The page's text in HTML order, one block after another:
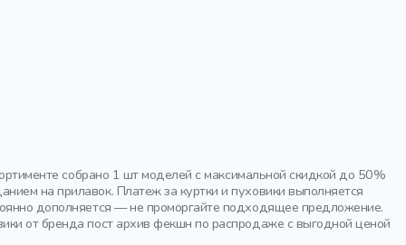
собрано 1 шт моделей с максимальной скидкой до 50%
на прилавок. Платеж за куртки и пуховики выполняется
дополняется — не проморгайте подходящее предложение.
от бренда пост архив фекшн по распродаже с выгодной ценой